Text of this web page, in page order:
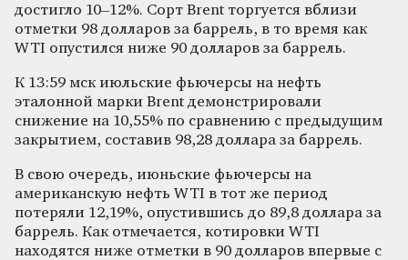
достигло 10–12%. Сорт Brent торгуется вблизи
отметки 98 долларов за баррель, в то время как
WTI опустился ниже 90 долларов за баррель.
К 13:59 мск июльские фьючерсы на нефть
эталонной марки Brent демонстрировали
снижение на 10,55% по сравнению с предыдущим
закрытием, составив 98,28 доллара за баррель.
В свою очередь, июньские фьючерсы на
американскую нефть WTI в тот же период
потеряли 12,19%, опустившись до 89,8 доллара за
баррель. Как отмечается, котировки WTI
находятся ниже отметки в 90 долларов впервые с